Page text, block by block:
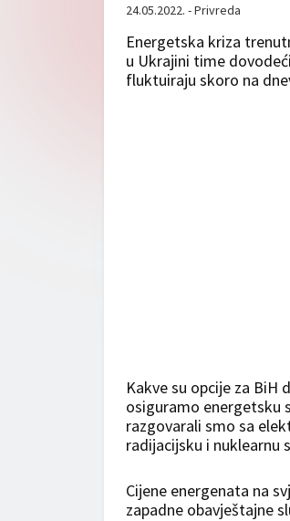
24.05.2022. - Privreda
Energetska kriza
u Ukrajini time
fluktuiraju skoro na
Kakve su opcije za
osiguramo energetsku
razgovarali smo sa
radijacijsku i nuklearnu
Cijene energenata na
zapadne obavještajne